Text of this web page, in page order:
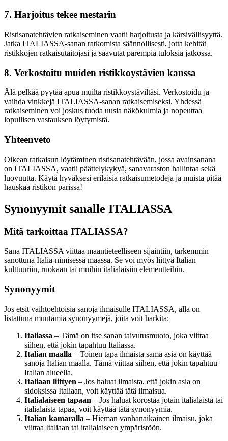
7. Harjoitus tekee mestarin
Ristisanatehtävien ratkaiseminen vaatii harjoitusta ja kärsivällisyyttä.
Jatka ITALIASSA-sanan ratkomista säännöllisesti, jotta kehität
ristikkojen ratkaisutaitojasi ja saavutat parempia tuloksia jatkossa.
8. Verkostoitu muiden ristikkoystävien kanssa
Älä pelkää pyytää apua muilta ristikkoystäviltäsi. Verkostoidu ja
vaihda vinkkejä ITALIASSA-sanan ratkaisemiseksi. Yhdessä
ratkaiseminen voi joskus tuoda uusia näkökulmia ja nopeuttaa
lopullisen vastauksen löytymistä.
Yhteenveto
Oikean ratkaisun löytäminen ristisanatehtävään, jossa avainsanana
on ITALIASSA, vaatii päättelykykyä, sanavaraston hallintaa sekä
luovuutta. Käytä hyväksesi erilaisia ratkaisumetodeja ja muista pitää
hauskaa ristikon parissa!
Synonyymit sanalle ITALIASSA
Mitä tarkoittaa ITALIASSA?
Sana ITALIASSA viittaa maantieteelliseen sijaintiin, tarkemmin
sanottuna Italia-nimisessä maassa. Se voi myös liittyä Italian
kulttuuriin, ruokaan tai muihin italialaisiin elementteihin.
Synonyymit
Jos etsit vaihtoehtoisia sanoja ilmaisulle ITALIASSA, alla on
listattuna muutamia synonyymejä, joita voit harkita:
Italiassa – Tämä on itse sanan taivutusmuoto, joka viittaa
siihen, että jokin tapahtuu Italiassa.
Italian maalla – Toinen tapa ilmaista sama asia on käyttää
sanoja Italian maalla. Tämä viittaa siihen, että jokin tapahtuu
Italian alueella.
Italiaan liittyen – Jos haluat ilmaista, että jokin asia on
sidoksissa Italiaan, voit käyttää tätä ilmaisua.
Italialaiseen tapaan – Jos haluat korostaa jotain italialaista tai
italialaista tapaa, voit käyttää tätä synonyymia.
Italian kamaralla – Hieman vanhanaikainen ilmaisu, joka
viittaa Italiaan tai italialaiseen ympäristöön.